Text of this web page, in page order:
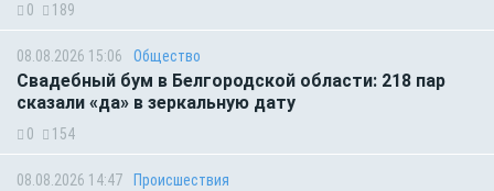
0 189
08.08.2026 15:06 Общество
Свадебный бум в Белгородской области: 218 пар
сказали «да» в зеркальную дату
0 154
08.08.2026 14:47 Происшествия